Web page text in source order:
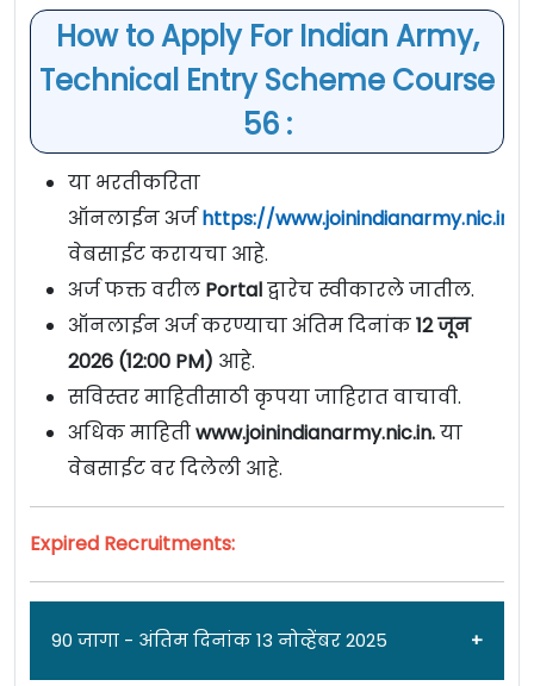
How to Apply For Indian Army,
Technical Entry Scheme Course
56 :
या भरतीकरिता
ऑनलाईन अर्जhttps://www.joinindianarmy.nic.in/
वेबसाईट करायचा आहे.
अर्ज फक्त वरील Portalद्वारेच स्वीकारले जातील.
ऑनलाईन अर्ज करण्याचा अंतिम दिनांक12 जून
2026 (12:00 PM) आहे.
सविस्तर माहितीसाठी कृपया जाहिरात वाचावी.
अधिक माहितीwww.joinindianarmy.nic.in.या
वेबसाईट वर दिलेली आहे.
Expired Recruitments:
90 जागा - अंतिम दिनांक 13 नोव्हेंबर 2025